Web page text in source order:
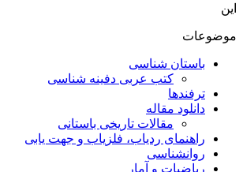
این
موضوعات
باستان شناسی
کتب عربی دفینه شناسی
ترفندها
دانلود مقاله
مقالات تاریخی باستانی
راهنمای ردیاب، فلزیاب و جهت یابی
روانشناسی
ریاضیات و آمار